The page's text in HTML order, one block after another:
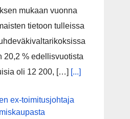
mukaan vuonna
tietoon tulleissa
20,2 % edellisvuotista
oli 12 200, […] [...]
ex-toimitusjohtaja